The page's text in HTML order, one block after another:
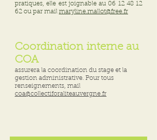
pratiques, elle est joignable au 06 12 48 12
62 ou par mail maryline.mallot@free.fr
Coordination interne au
COA
assurera la coordination du stage et la
gestion administrative. Pour tous
renseignements, mail
coa@collectiforaliteauvergne.fr